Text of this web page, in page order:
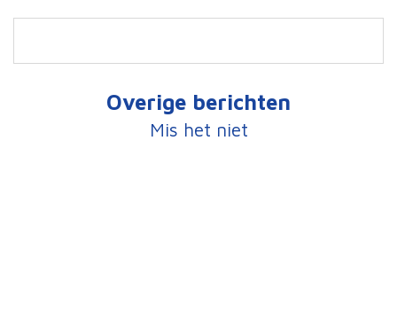
Overige berichten
Mis het niet